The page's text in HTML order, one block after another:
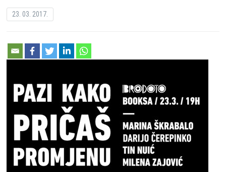
23. 03. 2017.